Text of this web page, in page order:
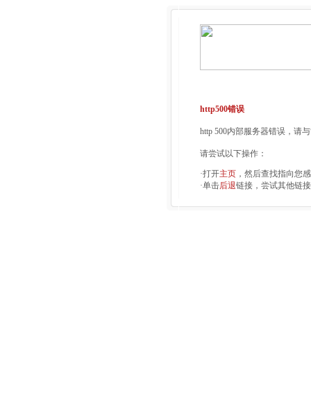
http500错误
http 500内部服务器错误，请
请尝试以下操作：
·打开主页 ，然后查找指向您
·单击后退链接，尝试其他链